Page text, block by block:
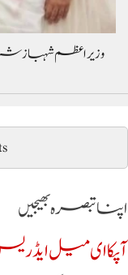
وزیراعظم شہباز
اپنا تبصرہ بھیجیں
آپکا ای میل